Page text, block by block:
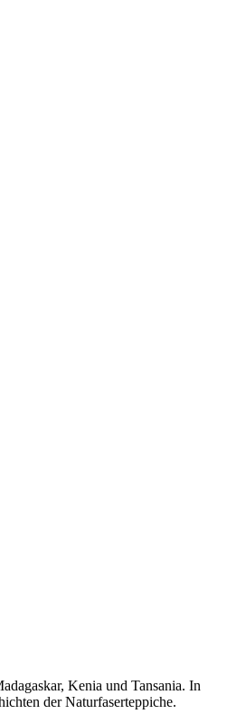
Kenia und Tansania. In
der Naturfaserteppiche.